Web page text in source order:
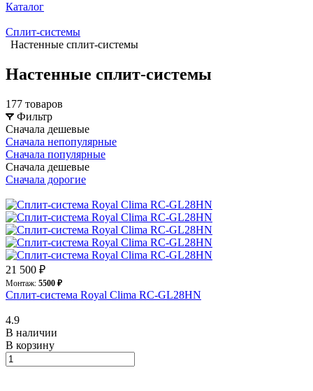
Каталог
Сплит-системы
Настенные сплит-системы
Настенные сплит-системы
177 товаров
Фильтр
Сначала дешевые
Сначала непопулярные
Сначала популярные
Сначала дешевые
Сначала дорогие
21 500 ₽
Монтаж: 5500 ₽
Сплит-система Royal Clima RC-GL28HN
4.9
В наличии
В корзину